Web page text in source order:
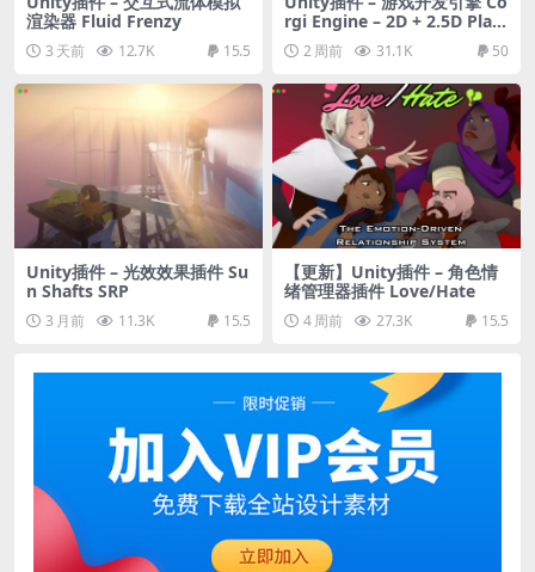
渲染器 Fluid Frenzy
3 天前 12.7K 15.5
rgi Engine – 2D + 2.5D Platf
ormer
2 周前 31.1K 50
Unity插件 – 光效效果插件 Su
n Shafts SRP
3 月前 11.3K 15.5
【更新】Unity插件 – 角色情
绪管理器插件 Love/Hate
4 周前 27.3K 15.5